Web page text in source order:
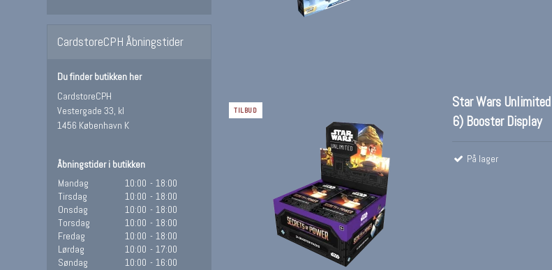
CardstoreCPH Åbningstider
Du finder butikken her
CardstoreCPH
Vestergade 33, kl
1456 København K
Åbningstider i butikken
Mandag
10:00 - 18:00
Tirsdag
10:00 - 18:00
Onsdag
10:00 - 18:00
Torsdag
10:00 - 18:00
Fredag
10:00 - 18:00
Lørdag
10:00 - 17:00
Søndag
10:00 - 16:00
TILBUD
Star Wars
6) Booster Display
På lager